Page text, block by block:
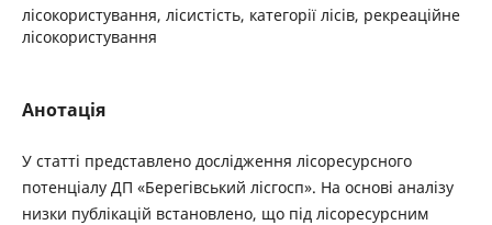
лісокористування, лісистість, категорії лісів, рекреаційне
лісокористування
Анотація
У статті представлено дослідження лісоресурсного
потенціалу ДП «Берегівський лісгосп». На основі аналізу
низки публікацій встановлено, що під лісоресурсним